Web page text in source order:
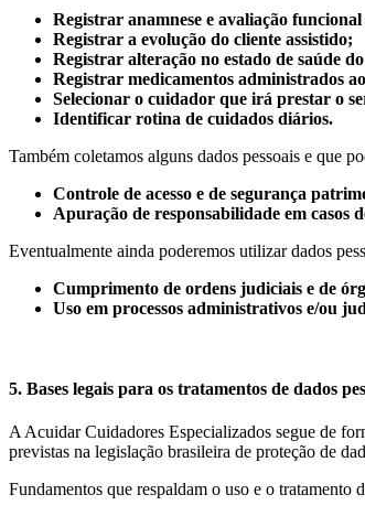
Registrar anamnese e avaliação
Registrar a evolução do cliente assistido;
Registrar alteração no estado de saúde
Registrar medicamentos administrados
Selecionar o cuidador que irá prestar o
Identificar rotina de cuidados diários.
Também coletamos alguns dados pessoais e que
Controle de acesso e de segurança
Apuração de responsabilidade em casos
Eventualmente ainda poderemos utilizar dados
Cumprimento de ordens judiciais e de
Uso em processos administrativos e/ou
5. Bases legais para os tratamentos de dados
A Acuidar Cuidadores Especializados segue de
previstas na legislação brasileira de proteção de
Fundamentos que respaldam o uso e o tratamento